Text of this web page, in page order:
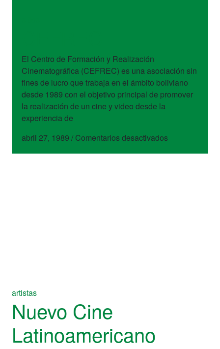
El Centro de Formación y Realización
Cinematográfica (CEFREC) es una asociación sin
fines de lucro que trabaja en el ámbito boliviano
desde 1989 con el objetivo principal de promover
la realización de un cine y video desde la
experiencia de
abril 27, 1989 / Comentarios desactivadosen
artistas
Nuevo Cine
Latinoamericano